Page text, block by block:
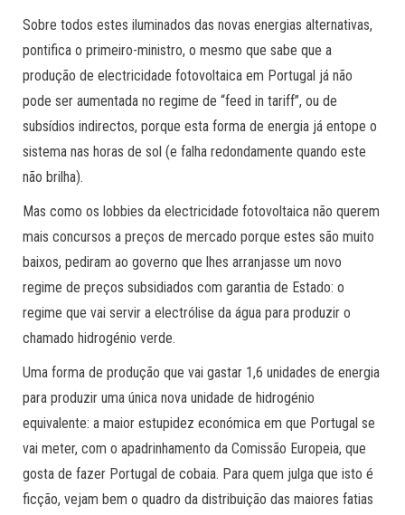
Sobre todos estes iluminados das novas energias alternativas,
pontifica o primeiro-ministro, o mesmo que sabe que a
produção de electricidade fotovoltaica em Portugal já não
pode ser aumentada no regime de “feed in tariff”, ou de
subsídios indirectos, porque esta forma de energia já entope o
sistema nas horas de sol (e falha redondamente quando este
não brilha).
Mas como os lobbies da electricidade fotovoltaica não querem
mais concursos a preços de mercado porque estes são muito
baixos, pediram ao governo que lhes arranjasse um novo
regime de preços subsidiados com garantia de Estado: o
regime que vai servir a electrólise da água para produzir o
chamado hidrogénio verde.
Uma forma de produção que vai gastar 1,6 unidades de energia
para produzir uma única nova unidade de hidrogénio
equivalente: a maior estupidez económica em que Portugal se
vai meter, com o apadrinhamento da Comissão Europeia, que
gosta de fazer Portugal de cobaia. Para quem julga que isto é
ficção, vejam bem o quadro da distribuição das maiores fatias